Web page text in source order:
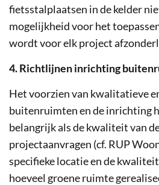
fietsstalplaatsen in de kelder
mogelijkheid voor het
wordt voor elk project
4. Richtlijnen inrichting
Het voorzien van kwalitatieve
buitenruimten en de inrichting
belangrijk als de kwaliteit van
projectaanvragen (cf. RUP
specifieke locatie en de
hoeveel groene ruimte